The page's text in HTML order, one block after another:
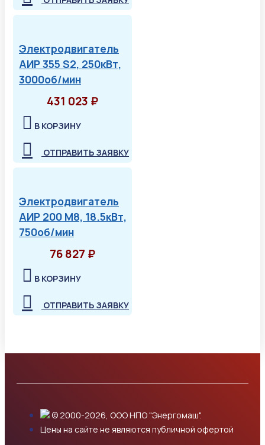
Электродвигатель
АИР 355 S2, 250кВт,
3000об/мин
431 023 ₽
В КОРЗИНУ
ОТПРАВИТЬ ЗАЯВКУ
Электродвигатель
АИР 200 М8, 18.5кВт,
750об/мин
76 827 ₽
В КОРЗИНУ
ОТПРАВИТЬ ЗАЯВКУ
© 2000-2026, ООО НПО "Энергомаш".
Цены на сайте не являются публичной офертой